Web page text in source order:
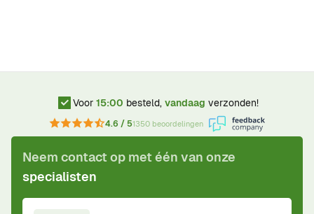
Voor 15:00 besteld, vandaag verzonden!
4.6 / 51350 beoordelingen
Neem contact op met één van onze
specialisten